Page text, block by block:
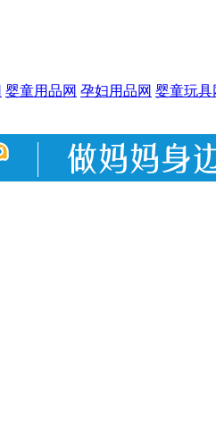
婴童用品网 孕妇用品网 婴童玩具